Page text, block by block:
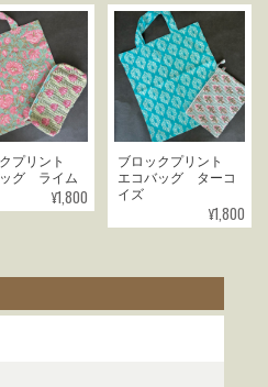
プリント
グ ライム
¥1,800
ブロックプリント
エコバッグ ターコ
イズ
¥1,800